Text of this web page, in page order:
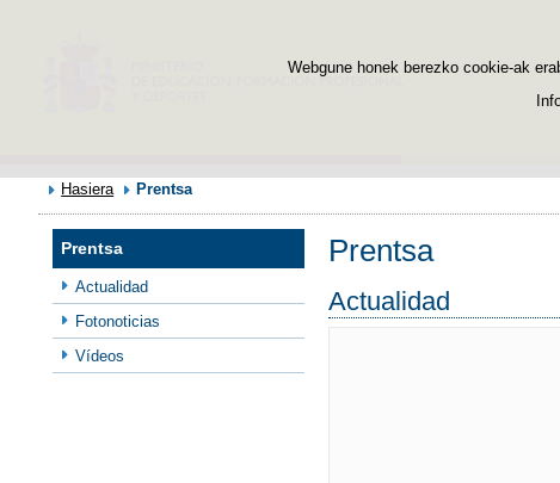
Webgune honek berezko cookie-ak
Hasiera Prentsa
Prentsa
Actualidad
Fotonoticias
Vídeos
Prentsa
Actualidad